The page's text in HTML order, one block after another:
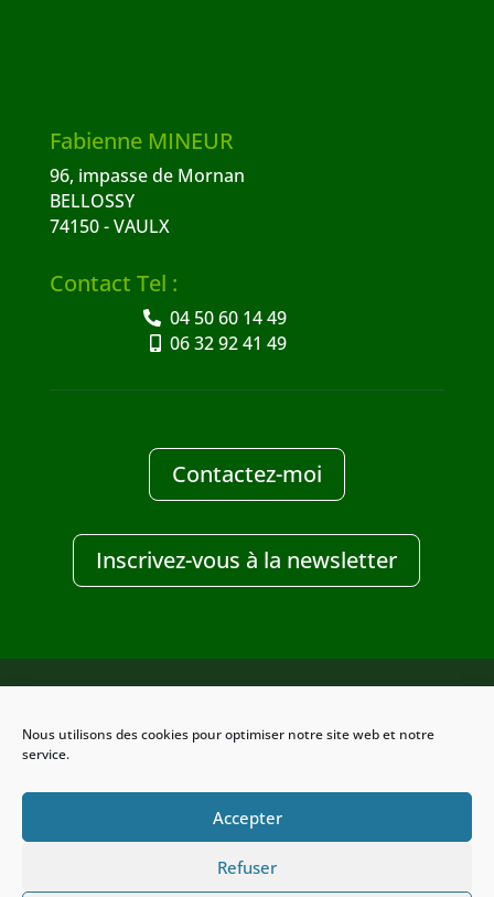
Nous utilisons des cookies pour optimiser notre site web et notre
service.
Accepter
Refuser
Fabienne MINEUR
96, impasse de Mornan
BELLOSSY
74150 - VAULX
Contact Tel :
04 50 60 14 49
06 32 92 41 49
Contactez-moi
Inscrivez-vous à la newsletter
Design Clic-services